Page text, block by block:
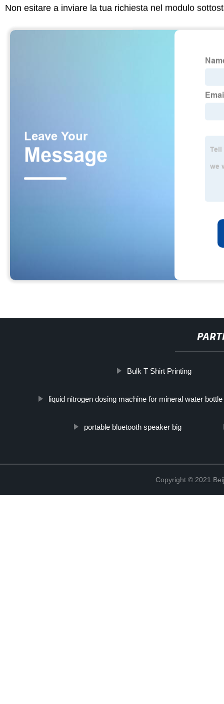
Non esitare a inviare la tua richiesta nel modulo
Bulk T Shirt Printing
liquid nitrogen dosing machine for mineral water
portable bluetooth speaker big
Copyright © 2021